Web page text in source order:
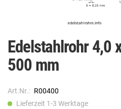
Edelstahlrohr 4,0
500 mm
Art.Nr.: R00400
Lieferzeit 1-3 Werktage